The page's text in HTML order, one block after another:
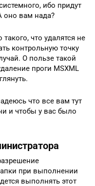
ибо придут
оно вам нада?
что удалятся не
контрольную точку
О пользе такой
проги MSXML
что все вам тут
и чтобы у вас было
при выполнении
выполнять этот